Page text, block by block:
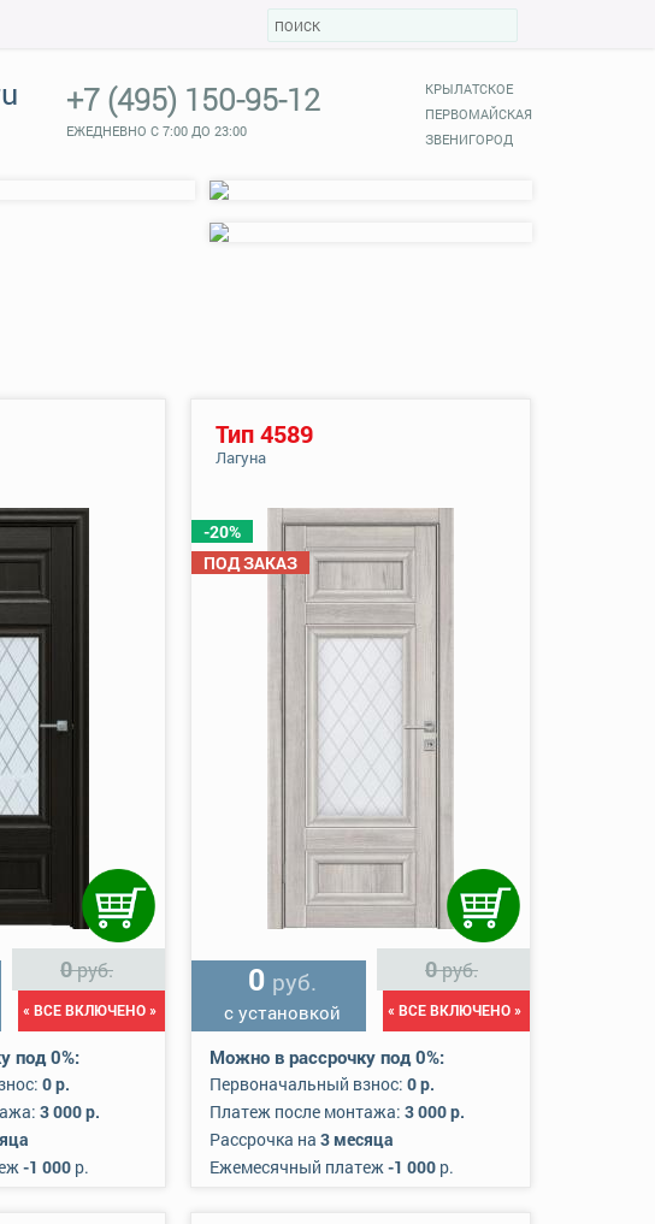
КРЫЛАТСКОЕ
ПЕРВОМАЙСКАЯ
ЗВЕНИГОРОД
+7 (495) 150-95-12
ЕЖЕДНЕВНО С 7:00 ДО 23:00
0руб.
« ВСЕ ВКЛЮЧЕНО »
под 0%:
0 р.
3 000 р.
-1 000 р.
-20%
ПОД ЗАКАЗ
Тип 4589
Лагуна
0 руб.
с установкой
0руб.
« ВСЕ ВКЛЮЧЕНО »
Можно в рассрочку под 0%:
Первоначальный взнос: 0 р.
Платеж после монтажа: 3 000 р.
Рассрочка на 3 месяца
Ежемесячный платеж-1 000 р.